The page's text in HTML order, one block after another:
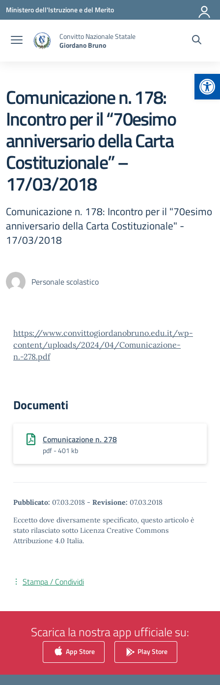
Vai ai contenuti
Vai al menu di navigazione
Vai al footer
Ministero dell'Istruzione e del Merito
Convitto Nazionale Statale
Giordano Bruno
Comunicazione n. 178:
Incontro per il “70esimo
anniversario della Carta
Costituzionale” –
17/03/2018
Comunicazione n. 178: Incontro per il "70esimo
anniversario della Carta Costituzionale" -
17/03/2018
Personale scolastico
https://www.convittogiordanobruno.edu.it/wp-
content/uploads/2024/04/Comunicazione-
n.-278.pdf
Documenti
Comunicazione n. 278
pdf - 401 kb
Pubblicato: 07.03.2018 - Revisione: 07.03.2018
Eccetto dove diversamente specificato, questo articolo è
stato rilasciato sotto Licenza Creative Commons
Attribuzione 4.0 Italia.
Stampa / Condividi
Scarica la nostra app ufficiale su:
App Store Play Store